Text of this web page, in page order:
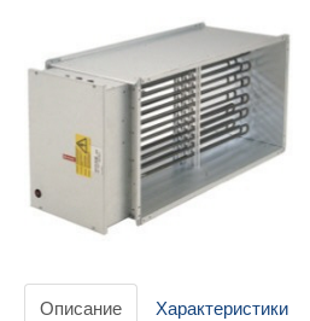
Описание Характеристики